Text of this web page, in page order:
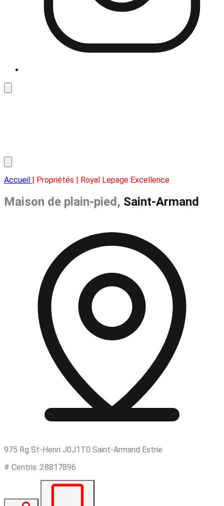
Accueil | Propriétés | Royal Lepage Excellence
Maison de plain-pied, Saint-Armand
975 Rg St-Henri J0J1T0 Saint-Armand Estrie
# Centris :28817896